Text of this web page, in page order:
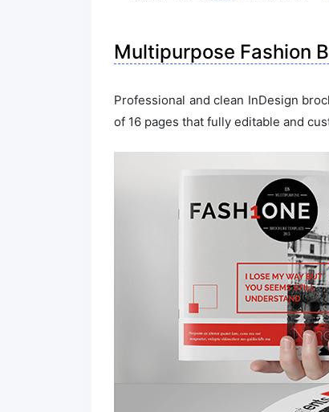
Multipurpose Fashion
Professional and clean InDesign
of 16 pages that fully editable and